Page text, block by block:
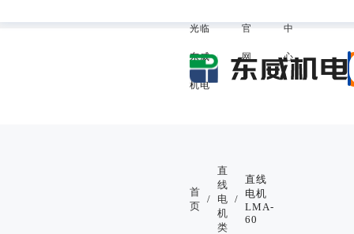
光临
东威
机电
官
网
中
心
首
页
/
直
线
电
机
类
/
直线
电机
LMA-
60